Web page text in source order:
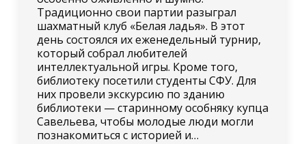
Традиционно свои партии разыграл
шахматный клуб «Белая ладья». В этот
день состоялся их еженедельный турнир,
который собрал любителей
интеллектуальной игры. Кроме того,
библиотеку посетили студенты СФУ. Для
них провели экскурсию по зданию
библиотеки — старинному особняку купца
Савельева, чтобы молодые люди могли
познакомиться с историей и…